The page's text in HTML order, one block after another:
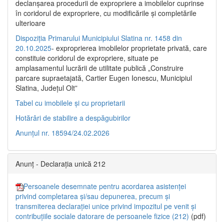
declanşarea procedurii de expropriere a imobilelor cuprinse
în coridorul de expropriere, cu modificările şi completările
ulterioare
Dispoziția Primarului Municipiului Slatina nr. 1458 din
20.10.2025- exproprierea imobilelor proprietate privată, care
constituie coridorul de expropriere, situate pe
amplasamentul lucrării de utilitate publică „Construire
parcare supraetajată, Cartier Eugen Ionescu, Municipiul
Slatina, Județul Olt”
Tabel cu imobilele și cu proprietarii
Hotărâri de stabilire a despăgubirilor
Anunțul nr. 18594/24.02.2026
Anunț - Declarația unică 212
Persoanele desemnate pentru acordarea asistenței
privind completarea și/sau depunerea, precum și
transmiterea declarației unice privind impozitul pe venit și
contribuțiile sociale datorare de persoanele fizice (212) (pdf)